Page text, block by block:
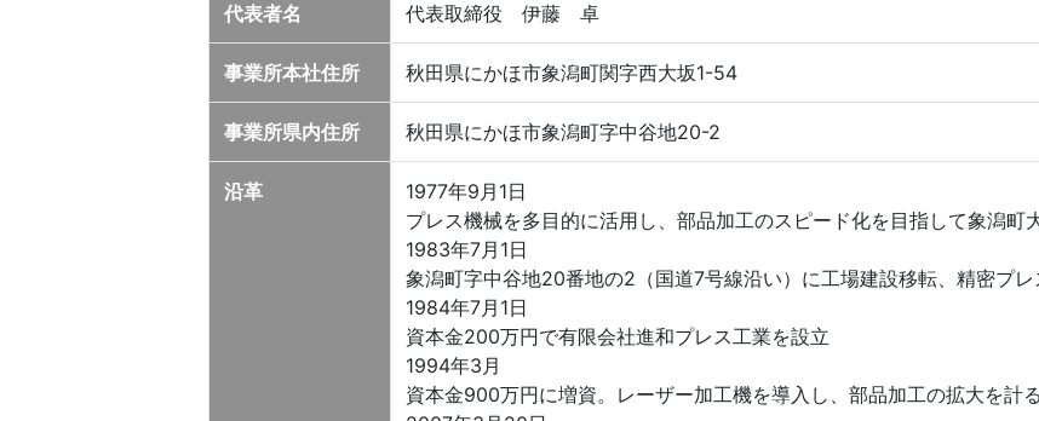
代表者名 代表取締役 伊藤 卓
事業所本社住所 秋田県にかほ市象潟町関字西大坂1-54
事業所県内住所 秋田県にかほ市象潟町字中谷地20-2
沿革
1977年9月1日
プレス機械を多目的に活用し、部品加工のスピード化を目指して象潟町
1983年7月1日
象潟町字中谷地20番地の2（国道7号線沿い）に工場建設移転、精密プ
1984年7月1日
資本金200万円で有限会社進和プレス工業を設立
1994年3月
資本金900万円に増資。レーザー加工機を導入し、部品加工の拡大を計る